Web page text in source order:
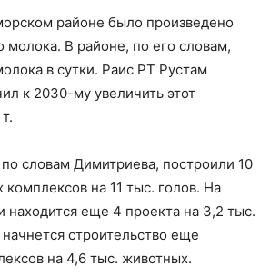
районе было произведено
молока. В районе, по его словам,
в сутки. Раис РТ Рустам
к 2030-му увеличить этот
словам Димитриева, построили 10
комплексов на 11 тыс. голов. На
находится еще 4 проекта на 3,2 тыс.
строительство еще
на 4,6 тыс. животных.